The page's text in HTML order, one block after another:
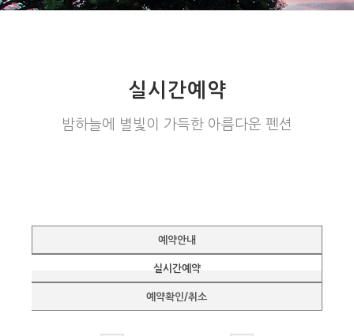
실시간예약
밤하늘에 별빛이 가득한 아름다운 펜션
예약안내
실시간예약
예약확인/취소